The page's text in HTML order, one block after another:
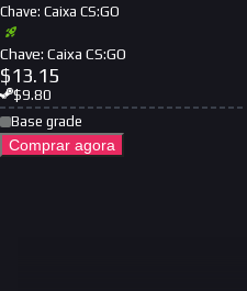
Chave: Caixa CS:GO
Chave: Caixa CS:GO
$13.15
$9.80
Base grade
Comprar agora